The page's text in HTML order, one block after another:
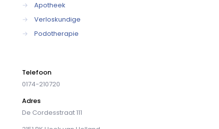
→
Apotheek
→
Verloskundige
→
Podotherapie
Telefoon
0174-210720
Adres
De Cordesstraat 111